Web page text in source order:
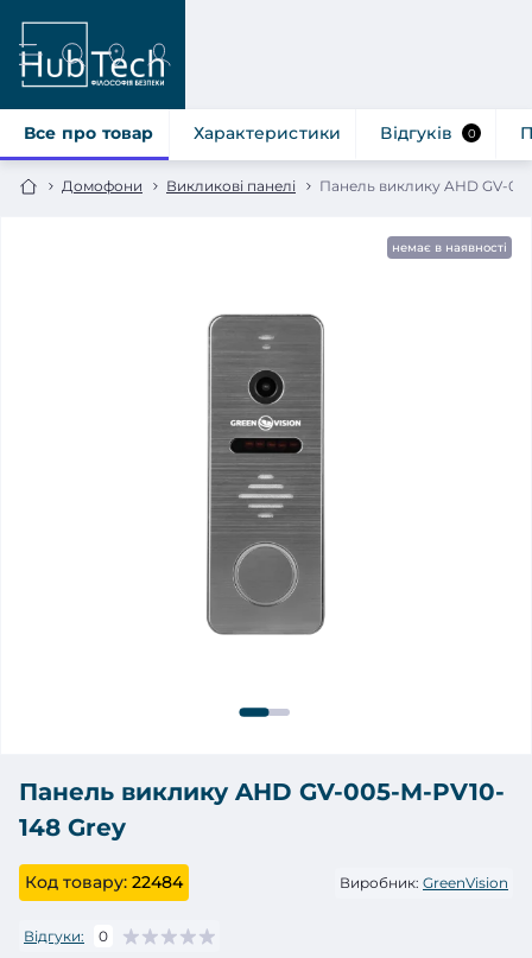
Домофони Викликові панелі Панель виклику AHD GV-
Все про товар Характеристики Відгуків 0
немає в наявності
Панель виклику AHD GV-005-M-PV10-
148 Grey
Код товару: 22484 Виробник: GreenVision
Відгуки: 0